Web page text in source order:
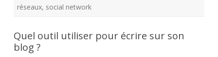
réseaux, social network
Quel outil utiliser pour écrire sur son
blog ?